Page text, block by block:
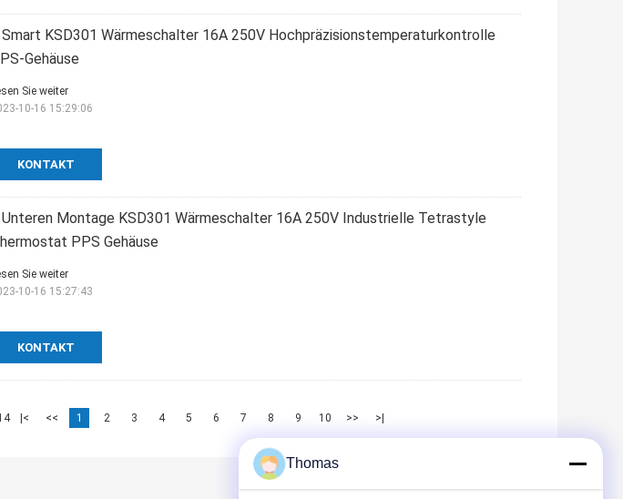
Smart KSD301 Wärmeschalter 16A 250V Hochpräzisionstemperaturkontrolle
Gehäuse
KONTAKT
Sie weiter
10-16 15:29:06
Unteren Montage KSD301 Wärmeschalter 16A 250V Industrielle Tetrastyle
PPS Gehäuse
KONTAKT
Sie weiter
10-16 15:27:43
|< << 1 2 3 4 5 6 7 8 9 10 >> >|
Thomas